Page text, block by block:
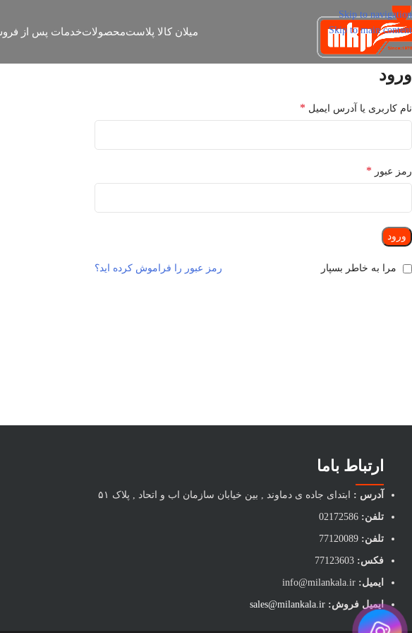
Skip to navigation
Skip to main content
میلان کالا پلاستمحصولاتخدمات پس از
ورود
نام کاربری یا آدرس ایمیل *
رمز عبور *
ورود
رمز عبور را فراموش کرده اید؟ مرا به خاطر بسپار
ارتباط باما
آدرس : ابتدای جاده ی دماوند , بین خیابان سازمان اب و اتحاد , پلاک ۵۱
تلفن:02172586
تلفن: 77120089
فکس: 77123603
ایمیل: info@milankala.ir
ایمیل فروش:sales@milankala.ir